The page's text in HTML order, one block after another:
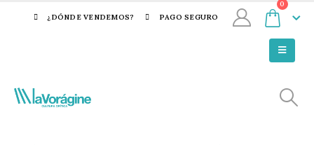
¿DÓNDE VENDEMOS? PAGO SEGURO
0